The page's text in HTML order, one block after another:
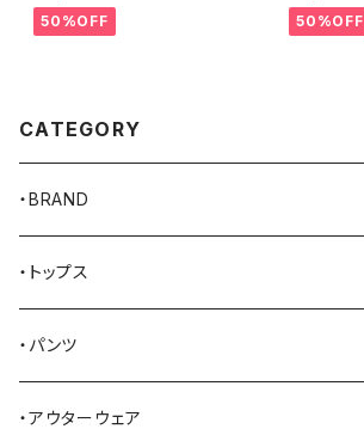
50%OFF 50%OFF
CATEGORY
・BRAND
AKER
Alden
ALFONSO'S OF HOLLYWOOD LEATHER
・トップス
Tシャツ
シャツ
・パンツ
ジーンズ
・アウターウェア